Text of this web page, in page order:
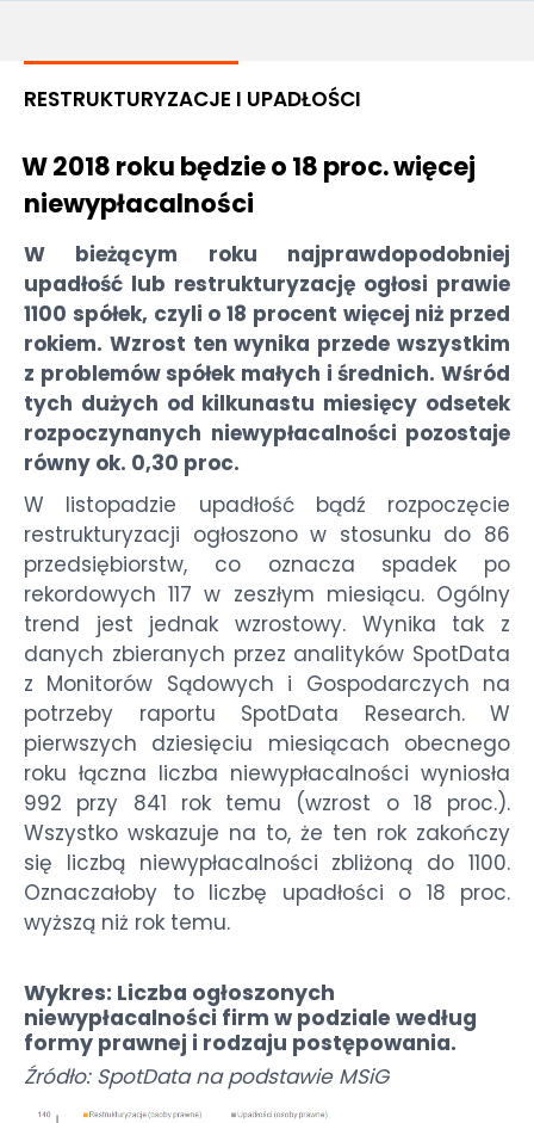
RESTRUKTURYZACJE I UPADŁOŚCI
W 2018 roku będzie o 18 proc. więcej
niewypłacalności
W bieżącym roku najprawdopodobniej
upadłość lub restrukturyzację ogłosi prawie
1100 spółek, czyli o 18 procent więcej niż przed
rokiem. Wzrost ten wynika przede wszystkim
z problemów spółek małych i średnich. Wśród
tych dużych od kilkunastu miesięcy odsetek
rozpoczynanych niewypłacalności pozostaje
równy ok. 0,30 proc.
W listopadzie upadłość bądź rozpoczęcie
restrukturyzacji ogłoszono w stosunku do 86
przedsiębiorstw, co oznacza spadek po
rekordowych 117 w zeszłym miesiącu. Ogólny
trend jest jednak wzrostowy. Wynika tak z
danych zbieranych przez analityków SpotData
z Monitorów Sądowych i Gospodarczych na
potrzeby raportu SpotData Research. W
pierwszych dziesięciu miesiącach obecnego
roku łączna liczba niewypłacalności wyniosła
992 przy 841 rok temu (wzrost o 18 proc.).
Wszystko wskazuje na to, że ten rok zakończy
się liczbą niewypłacalności zbliżoną do 1100.
Oznaczałoby to liczbę upadłości o 18 proc.
wyższą niż rok temu.
Wykres: Liczba ogłoszonych
niewypłacalności firm w podziale według
formy prawnej i rodzaju postępowania.
Źródło: SpotData na podstawie MSiG